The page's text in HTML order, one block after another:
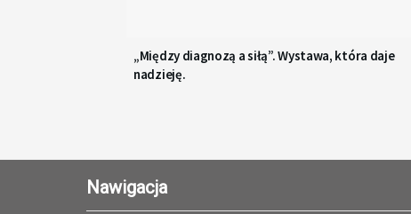
„Między diagnozą a siłą”. Wystawa, która daje
nadzieję.
Nawigacja